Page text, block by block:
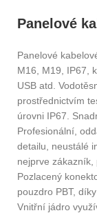
Panelové
Panelové
M16, M19, IP67,
USB atd.
prostřednictvím
úrovni IP67.
Profesionální,
detailu, neustálé
nejprve zákazník,
Pozlacený
pouzdro PBT,
Vnitřní jádro